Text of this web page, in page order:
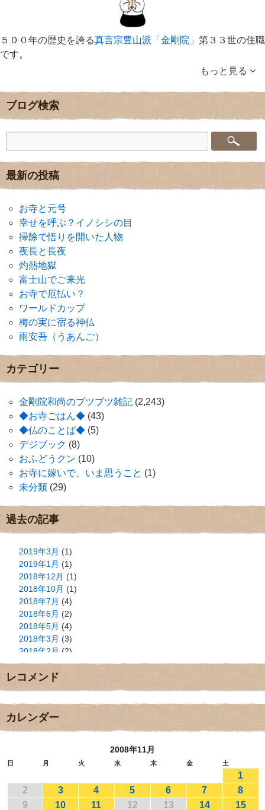
５００年の歴史を誇る真言宗豊山派「金剛院」 第３３世の住職
です。
もっと見る
ブログ検索
最新の投稿
お寺と元号
幸せを呼ぶ？イノシシの目
掃除で悟りを開いた人物
夜長と長夜
灼熱地獄
富士山でご来光
お寺で厄払い？
ワールドカップ
梅の実に宿る神仏
雨安吾（うあんご）
カテゴリー
金剛院和尚のブツブツ雑記 (2,243)
◆お寺ごはん◆ (43)
◆仏のことば◆ (5)
デジブック (8)
おふどうクン (10)
お寺に嫁いで、いま思うこと (1)
未分類 (29)
過去の記事
2019年3月 (1)
2019年1月 (1)
2018年12月 (1)
2018年10月 (1)
2018年7月 (4)
2018年6月 (2)
2018年5月 (4)
2018年3月 (3)
2018年2月 (2)
2018年1月(2)
2017年12月
2017年11月(3)
2017年9月
2017年8月
2017年5月
2017年3月(1)
2017年2月(1)
レコメンド
カレンダー
2008年11月
日 月 火 水 木 金 土
1
2
3 4 5 6 7
8
9
10 11 12 13 14 15